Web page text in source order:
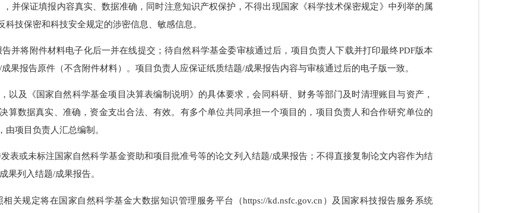
助项目研究成果管理办法》、相关类型项目管理办法和资金管理办法及有关规定，撰写《国家自然科学基金资
），并保证填报内容真实、数据准确，同时注意知识产权保护，不得出现国家《科学技术保密规定》中列举的属
反科技保密和科技安全规定的涉密信息、敏感信息。
报告并将附件材料电子化后一并在线提交；待自然科学基金委审核通过后，项目负责人下载并打印最终PDF版本
题/成果报告原件（不含附件材料）。项目负责人应保证纸质结题/成果报告内容与审核通过后的电子版一致。
定，以及《国家自然科学基金项目决算表编制说明》的具体要求，会同科研、财务等部门及时清理账目与资产，
保决算数据真实、准确，资金支出合法、有效。有多个单位共同承担一个项目的，项目负责人和合作研究单位的